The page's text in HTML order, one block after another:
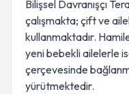
Bilişsel Davranışçı
çalışmakta; çift ve
kullanmaktadır.
yeni bebekli ailelerle
çerçevesinde
yürütmektedir.